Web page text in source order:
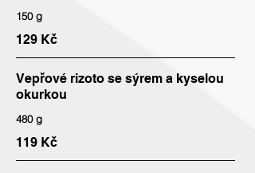
150 g
129 Kč
Vepřové rizoto se sýrem a kyselou
okurkou
480 g
119 Kč